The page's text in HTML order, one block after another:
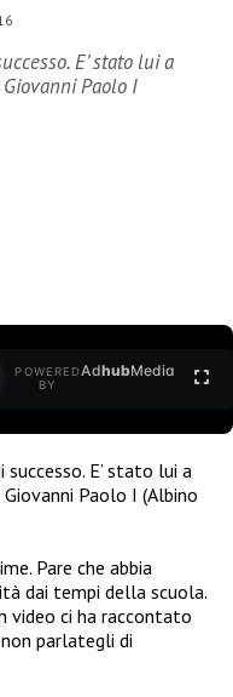
E’ stato lui a
Paolo I
POWERED
BY
AdhubMedia
E’ stato lui a
Paolo I (Albino
Pare che abbia
dai tempi della scuola.
video ci ha raccontato
parlategli di